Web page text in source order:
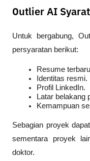
Outlier AI
Untuk bergabung,
persyaratan berikut:
Resume
Identitas resmi.
Profil LinkedIn.
Latar belakang
Kemampuan
Sebagian proyek
sementara proyek
doktor.